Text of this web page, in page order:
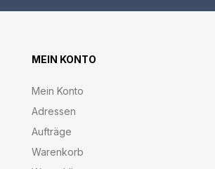
MEIN KONTO
Mein Konto
Adressen
Aufträge
Warenkorb